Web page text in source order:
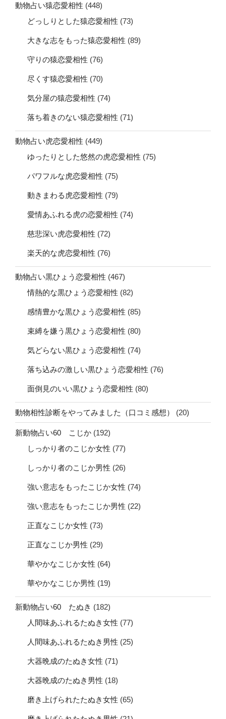
動物占い猿恋愛相性 (448)
どっしりとした猿恋愛相性 (73)
大きな志をもった猿恋愛相性 (89)
守りの猿恋愛相性 (76)
尽くす猿恋愛相性 (70)
気分屋の猿恋愛相性 (74)
落ち着きのない猿恋愛相性 (71)
動物占い虎恋愛相性 (449)
ゆったりとした悠然の虎恋愛相性 (75)
パワフルな虎恋愛相性 (75)
動きまわる虎恋愛相性 (79)
愛情あふれる虎の恋愛相性 (74)
慈悲深い虎恋愛相性 (72)
楽天的な虎恋愛相性 (76)
動物占い黒ひょう恋愛相性 (467)
情熱的な黒ひょう恋愛相性 (82)
感情豊かな黒ひょう恋愛相性 (85)
束縛を嫌う黒ひょう恋愛相性 (80)
気どらない黒ひょう恋愛相性 (74)
落ち込みの激しい黒ひょう恋愛相性 (76)
面倒見のいい黒ひょう恋愛相性 (80)
動物相性診断をやってみました（口コミ感想） (20)
新動物占い60 こじか (192)
しっかり者のこじか女性 (77)
しっかり者のこじか男性 (26)
強い意志をもったこじか女性 (74)
強い意志をもったこじか男性 (22)
正直なこじか女性 (73)
正直なこじか男性 (29)
華やかなこじか女性 (64)
華やかなこじか男性 (19)
新動物占い60 たぬき (182)
人間味あふれるたぬき女性 (77)
人間味あふれるたぬき男性 (25)
大器晩成のたぬき女性 (71)
大器晩成のたぬき男性 (18)
磨き上げられたたぬき女性 (65)